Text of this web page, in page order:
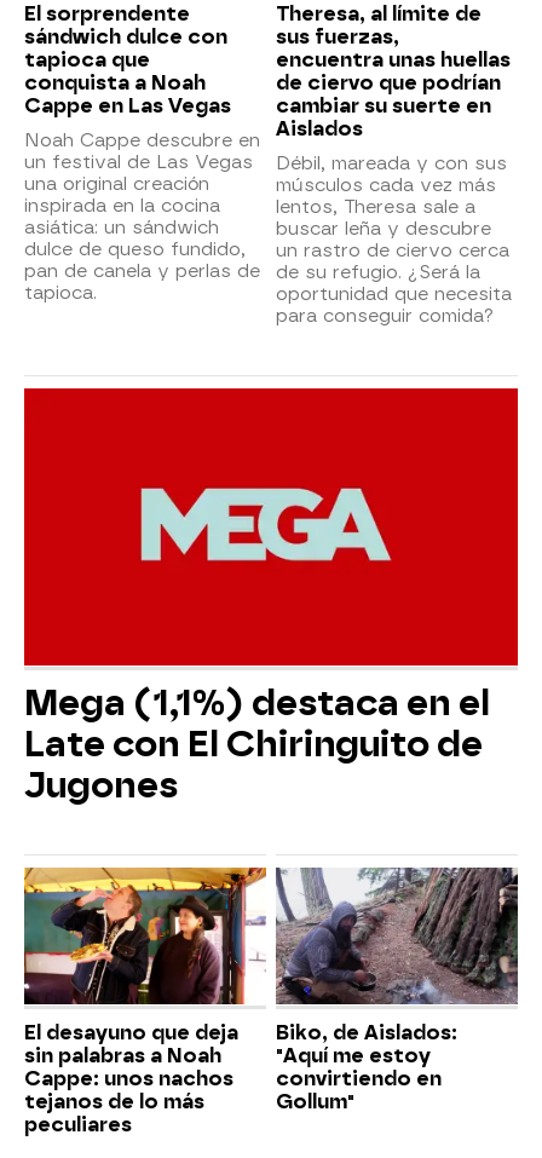
El sorprendente
sándwich dulce con
tapioca que
conquista a Noah
Cappe en Las Vegas
Noah Cappe descubre en
un festival de Las Vegas
una original creación
inspirada en la cocina
asiática: un sándwich
dulce de queso fundido,
pan de canela y perlas de
tapioca.
Theresa, al límite de
sus fuerzas,
encuentra unas huellas
de ciervo que podrían
cambiar su suerte en
Aislados
Débil, mareada y con sus
músculos cada vez más
lentos, Theresa sale a
buscar leña y descubre
un rastro de ciervo cerca
de su refugio. ¿Será la
oportunidad que necesita
para conseguir comida?
Mega (1,1%) destaca en el
Late con El Chiringuito de
Jugones
El desayuno que deja
sin palabras a Noah
Cappe: unos nachos
tejanos de lo más
peculiares
Biko, de Aislados:
"Aquí me estoy
convirtiendo en
Gollum"